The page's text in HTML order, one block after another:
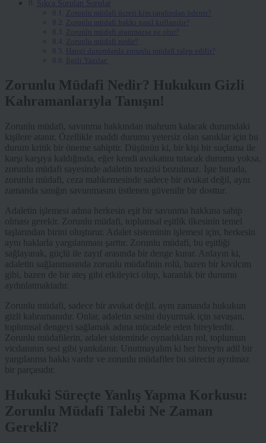
Sıkça Sorulan Sorular
Zorunlu müdafi ücreti kim tarafından ödenir?
Zorunlu müdafi hakkı nasıl kullanılır?
Zorunlu müdafi atanmazsa ne olur?
Zorunlu müdafi nedir?
Hangi durumlarda zorunlu müdafi talep edilir?
İlgili Yazılar:
Zorunlu Müdafi Nedir? Hukukun Gizli
Kahramanlarıyla Tanışın!
Zorunlu müdafi, savunma hakkından mahrum kalacak durumdaki
kişilere atanır. Özellikle maddi durumu yetersiz olan sanıklar için bu
durum kritik bir öneme sahiptir. Düşünün ki, bir kişi bir suçlama ile
karşı karşıya kaldığında, eğer kendi avukatını tutacak durumu yoksa,
zorunlu müdafi sayesinde adaletin terazisi bozulmaz. İşte burada,
zorunlu müdafi, ceza mahkemesinde sadece bir avukat değil, aynı
zamanda sanığın savunmasını üstlenen güvenilir bir dosttur.
Adaletin işlemesi adına herkesin eşit bir savunma hakkına sahip
olması gerekir. Zorunlu müdafi, toplumsal eşitlik ilkesinin temel
taşlarından birini oluşturur. Adalet sisteminin işlemesi için, herkesin
aynı haklarla yargılanması şarttır. Zorunlu müdafi, bu eşitliği
sağlayarak, güçlü ile zayıf arasında bir denge kurar. Anlayın ki,
adaletin sağlanmasında zorunlu müdafinin rolü, bazen bir kıvılcım
gibi, bazen de bir ateş gibi etkileyici olup, karanlık bir durumu
aydınlatmaktadır.
Zorunlu müdafi, sadece bir avukat değil, aynı zamanda hukukun
gizli kahramanıdır. Onlar, adaletin sesini duyurmak için savaşan,
toplumsal dengeyi sağlamak adına mücadele eden bireylerdir.
Zorunlu müdafilerin, adalet sisteminde oynadıkları rol, toplumun
vicdanının sesi gibi yankılanır. Unutmayalım ki her bireyin adil bir
yargılanma hakkı vardır ve zorunlu müdafiler bu sürecin ayrılmaz
bir parçasıdır.
Hukuki Süreçte Yanlış Yapma Korkusu:
Zorunlu Müdafi Talebi Ne Zaman
Gerekli?